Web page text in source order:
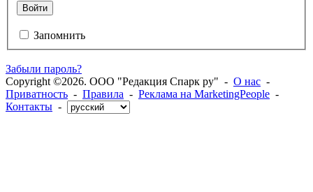
Войти
Запомнить
Забыли пароль?
Copyright ©2026. ООО "Редакция Спарк ру" - О нас -
Приватность - Правила - Реклама на MarketingPeople -
Контакты -